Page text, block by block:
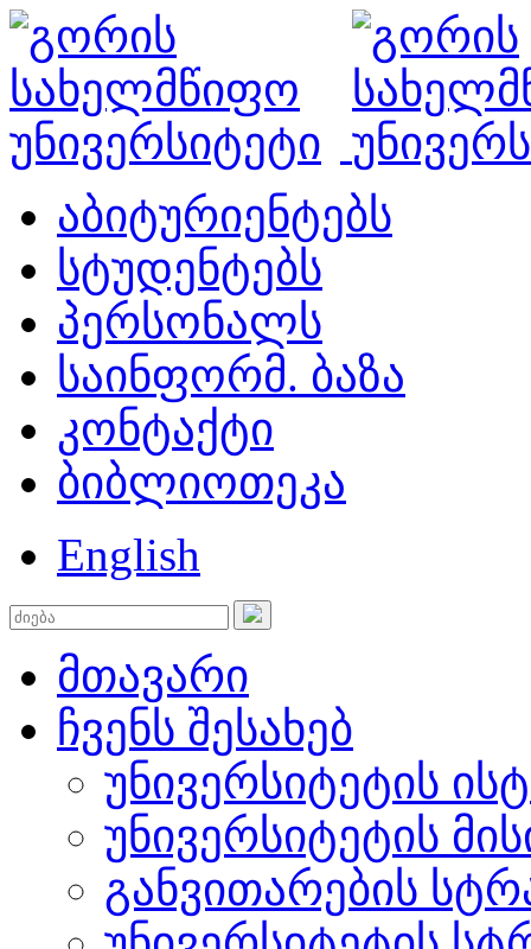
აბიტურიენტებს
სტუდენტებს
პერსონალს
საინფორმ. ბაზა
კონტაქტი
ბიბლიოთეკა
English
მთავარი
ჩვენს შესახებ
უნივერსიტეტის
უნივერსიტეტის
განვითარების